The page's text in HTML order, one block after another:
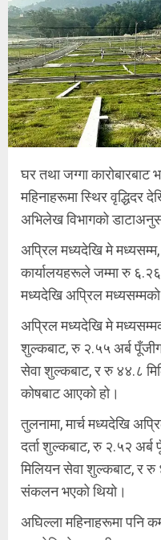
घर तथा जग्गा
महिनाहरूमा स्थिर वृद्धिदर
अभिलेख विभागको
अप्रिल मध्यदेखि मे
कार्यालयहरूले जम्मा रु
मध्यदेखि अप्रिल
अप्रिल मध्यदेखि मे
शुल्कबाट, रु २.५५ अर्ब
सेवा शुल्कबाट, र रु ४४.८
कोषबाट आएको हो।
तुलनामा, मार्च मध्यदेखि
दर्ता शुल्कबाट, रु २.५२
मिलियन सेवा शुल्कबाट, र रु
संकलन भएको थियो।
अघिल्ला महिनाहरूमा पनि